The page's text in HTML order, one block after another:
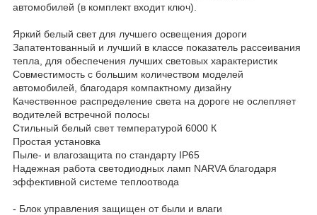
автомобилей (в комплект входит ключ).
Яркий белый свет для лучшего освещения дороги
Запатентованный и лучший в классе показатель рассеивания
тепла, для обеспечения лучших световых характеристик
Совместимость с большим количеством моделей
автомобилей, благодаря компактному дизайну
Качественное распределение света на дороге не ослепляет
водителей встречной полосы
Стильный белый свет температурой 6000 К
Простая установка
Пыле- и влагозащита по стандарту IP65
Надежная работа светодиодных ламп NARVA благодаря
эффективной системе теплоотвода
- Блок управления защищен от были и влаги